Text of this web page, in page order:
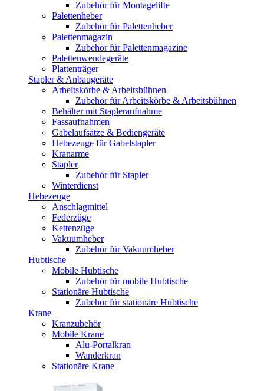
Zubehör für Montagelifte
Palettenheber
Zubehör für Palettenheber
Palettenmagazin
Zubehör für Palettenmagazine
Palettenwendegeräte
Plattenträger
Stapler & Anbaugeräte
Arbeitskörbe & Arbeitsbühnen
Zubehör für Arbeitskörbe & Arbeitsbühnen
Behälter mit Stapleraufnahme
Fassaufnahmen
Gabelaufsätze & Bediengeräte
Hebezeuge für Gabelstapler
Kranarme
Stapler
Zubehör für Stapler
Winterdienst
Hebezeuge
Anschlagmittel
Federzüge
Kettenzüge
Vakuumheber
Zubehör für Vakuumheber
Hubtische
Mobile Hubtische
Zubehör für mobile Hubtische
Stationäre Hubtische
Zubehör für stationäre Hubtische
Krane
Kranzubehör
Mobile Krane
Alu-Portalkran
Wanderkran
Stationäre Krane